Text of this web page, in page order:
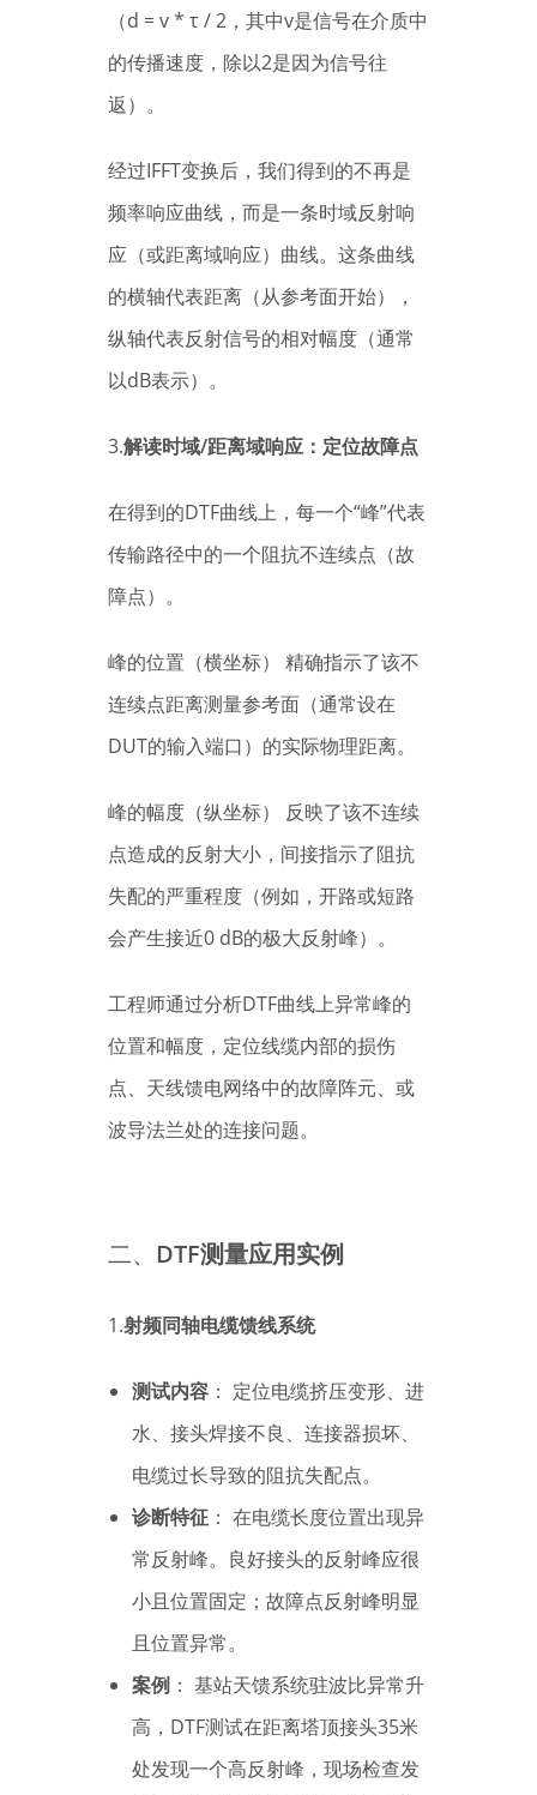
（d = v * τ / 2，其中v是信号在介质中
的传播速度，除以2是因为信号往
返）。
经过IFFT变换后，我们得到的不再是
频率响应曲线，而是一条时域反射响
应（或距离域响应）曲线。这条曲线
的横轴代表距离（从参考面开始），
纵轴代表反射信号的相对幅度（通常
以dB表示）。
3.解读时域/距离域响应：定位故障点
在得到的DTF曲线上，每一个“峰”代表
传输路径中的一个阻抗不连续点（故
障点）。
峰的位置（横坐标） 精确指示了该不
连续点距离测量参考面（通常设在
DUT的输入端口）的实际物理距离。
峰的幅度（纵坐标） 反映了该不连续
点造成的反射大小，间接指示了阻抗
失配的严重程度（例如，开路或短路
会产生接近0 dB的极大反射峰）。
工程师通过分析DTF曲线上异常峰的
位置和幅度，定位线缆内部的损伤
点、天线馈电网络中的故障阵元、或
波导法兰处的连接问题。
二、 DTF测量应用实例
1.射频同轴电缆馈线系统
测试内容 ： 定位电缆挤压变形、进
水、接头焊接不良、连接器损坏、
电缆过长导致的阻抗失配点。
诊断特征 ： 在电缆长度位置出现异
常反射峰。良好接头的反射峰应很
小且位置固定；故障点反射峰明显
且位置异常。
案例 ： 基站天馈系统驻波比异常升
高，DTF测试在距离塔顶接头35米
处发现一个高反射峰，现场检查发